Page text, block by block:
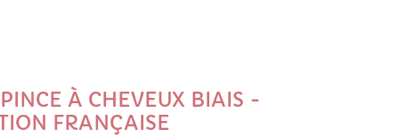
À CHEVEUX BIAIS -
FRANÇAISE